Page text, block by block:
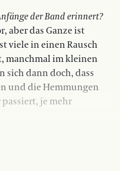
der Band erinnert?
aber das Ganze ist
viele in einen Rausch
manchmal im kleinen
sich dann doch, dass
und die Hemmungen
passiert, je mehr